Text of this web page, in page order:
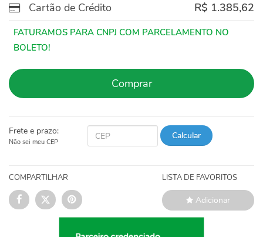
Cartão de Crédito
R$ 1.385,62
Comprar
Frete e prazo:
Não sei meu CEP
Calcular
COMPARTILHAR LISTA DE FAVORITOS
Adicionar